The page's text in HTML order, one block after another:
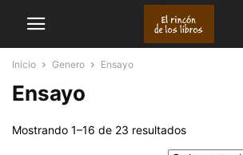
Inicio Genero Ensayo
Ensayo
Mostrando 1–16 de 23 resultadosOrdenado